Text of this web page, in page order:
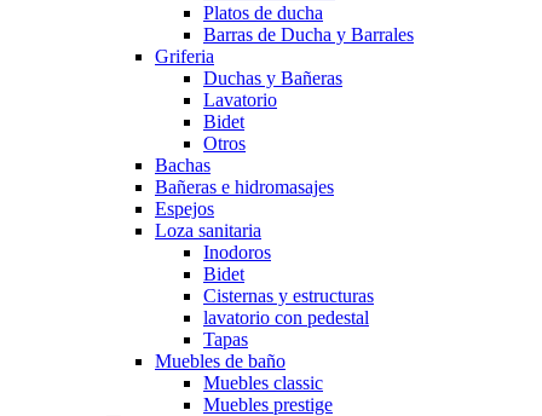
Platos de ducha
Barras de Ducha y Barrales
Griferia
Duchas y Bañeras
Lavatorio
Bidet
Otros
Bachas
Bañeras e hidromasajes
Espejos
Loza sanitaria
Inodoros
Bidet
Cisternas y estructuras
lavatorio con pedestal
Tapas
Muebles de baño
Muebles classic
Muebles prestige